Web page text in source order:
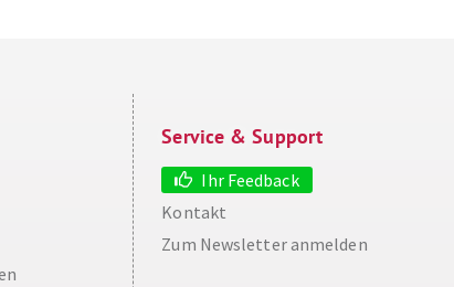
Service & Support
Ihr Feedback
Kontakt
Zum Newsletter anmelden